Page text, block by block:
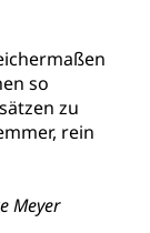
so
zu
rein
Meyer